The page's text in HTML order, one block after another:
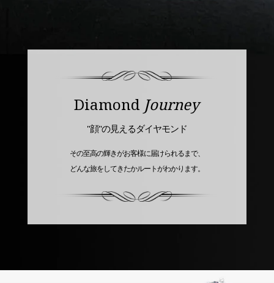
Diamond Journey
"顔"の見えるダイヤモンド
その至高の輝きがお客様に届けられるまで、
どんな旅をしてきたかルートがわかります。